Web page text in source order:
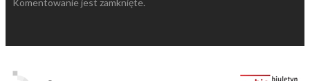
Komentowanie jest zamknięte.